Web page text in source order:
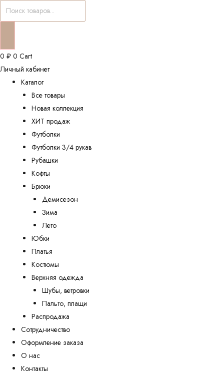
Поиск
товаров
0 ₽ 0 Cart
Личный кабинет
Каталог
Все товары
Новая коллекция
ХИТ продаж
Футболки
Футболки 3/4 рукав
Рубашки
Кофты
Брюки
Демисезон
Зима
Лето
Юбки
Платья
Костюмы
Верхняя одежда
Шубы, ветровки
Пальто, плащи
Распродажа
Сотрудничество
Оформление заказа
О нас
Контакты